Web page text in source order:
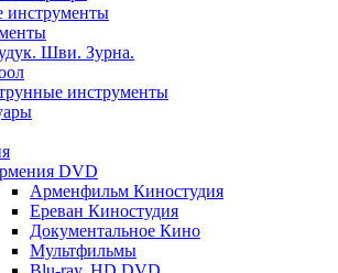
инструменты
Шви. Зурна.
инструменты
DVD
Арменфильм Киностудия
Ереван Киностудия
Документальное Кино
Мультфильмы